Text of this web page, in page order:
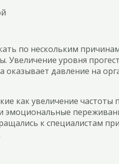
по нескольким
уровня
давление на
как увеличение
эмоциональные
к специалистам